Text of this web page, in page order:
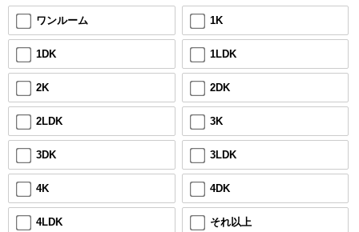
ワンルーム 1K
1DK 1LDK
2K 2DK
2LDK 3K
3DK 3LDK
4K 4DK
4LDK それ以上